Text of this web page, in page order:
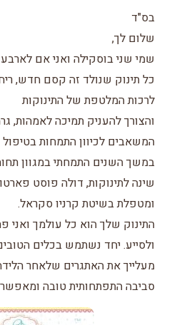
בס"ד
שלום לך,
שמי שני בוסקילה ואני אם
כל תינוק שנולד זה קסם חדש,
לרכות המלטפת של התינוקות
והצורך להעניק תמיכה לאמהות,
המשאבים לכיוון התמחות בטיפול
במשך השנים התמחתי במגוון
שינה לתינוקות, דולה פוסט
ומטפלת בשיטת קרניו סקראל.
התינוק שלך הוא כל עולמך ואני
ולסייע. יחד נשתמש בכלים
מעלייך את האתגרים שלאחר
סביבה התפתחותית טובה